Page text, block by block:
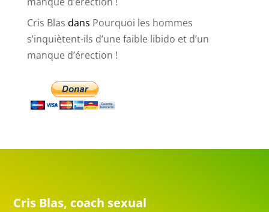
Cris Blas dans Pourquoi les hommes
s’inquiètent-ils d’une faible libido et d’un
manque d’érection !
Cris Blas, coach sexual